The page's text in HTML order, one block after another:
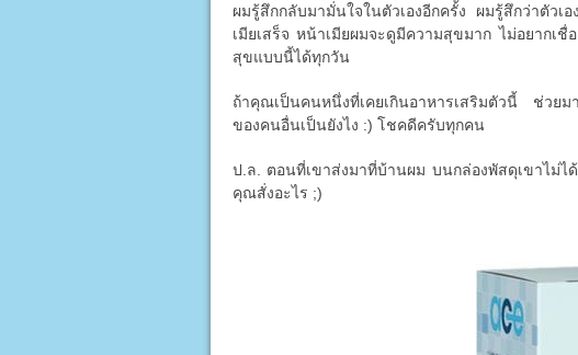
ผมรู้สึกกลับมามั่นใจในตัวเองอีกครั้ง ผมรู้สึกว่าตัว
เมียเสร็จ หน้าเมียผมจะดูมีความสุขมาก ไม่อยากเ
สุขแบบนี้ได้ทุกวัน
ถ้าคุณเป็นคนหนึ่งที่เคยเกินอาหารเสริมตัวนี้ ช่วยม
ของคนอื่นเป็นยังไง :) โชคดีครับทุกคน
ป.ล. ตอนที่เขาส่งมาที่บ้านผม บนกล่องพัสดุเขาไม่ไ
คุณสั่งอะไร ;)